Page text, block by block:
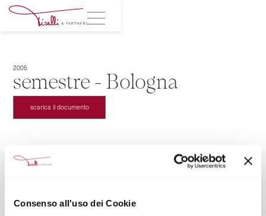
Consenso all'uso dei Cookie
2005
semestre - Bologna
scarica il documento